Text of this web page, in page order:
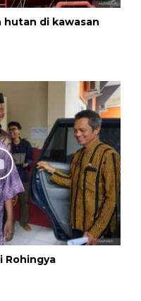
hutan di kawasan
Rohingya